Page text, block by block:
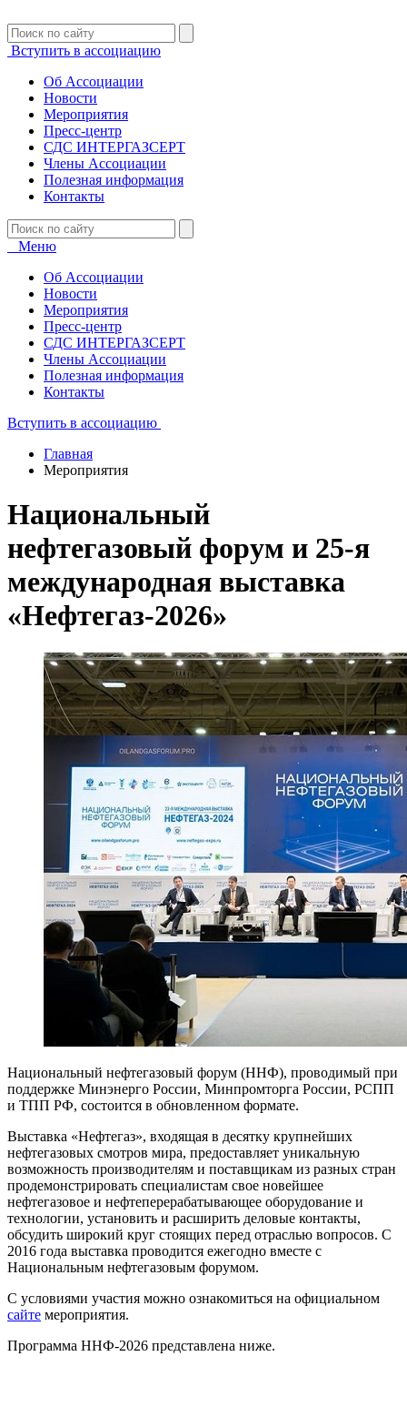
Вступить в ассоциацию
Об Ассоциации
Новости
Мероприятия
Пресс-центр
СДС ИНТЕРГАЗСЕРТ
Члены Ассоциации
Полезная информация
Контакты
Меню
Об Ассоциации
Новости
Мероприятия
Пресс-центр
СДС ИНТЕРГАЗСЕРТ
Члены Ассоциации
Полезная информация
Контакты
Вступить в ассоциацию
Главная
Мероприятия
Национальный
нефтегазовый форум и 25-я
международная выставка
«Нефтегаз-2026»
Национальный нефтегазовый форум (ННФ), проводимый при
поддержке Минэнерго России, Минпромторга России, РСПП
и ТПП РФ, состоится в обновленном формате.
Выставка «Нефтегаз», входящая в десятку крупнейших
нефтегазовых смотров мира, предоставляет уникальную
возможность производителям и поставщикам из разных стран
продемонстрировать специалистам свое новейшее
нефтегазовое и нефтеперерабатывающее оборудование и
технологии, установить и расширить деловые контакты,
обсудить широкий круг стоящих перед отраслью вопросов. С
2016 года выставка проводится ежегодно вместе с
Национальным нефтегазовым форумом.
С условиями участия можно ознакомиться на официальном
сайте мероприятия.
Программа ННФ-2026 представлена ниже.